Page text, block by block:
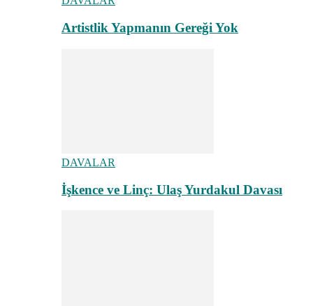
Artistlik Yapmanın Gereği Yok
DAVALAR
İşkence ve Linç: Ulaş Yurdakul Davası